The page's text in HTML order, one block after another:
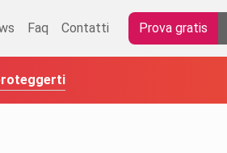
Faq Contatti Prova gratis